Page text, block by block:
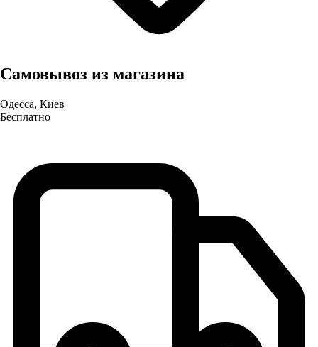
Самовывоз из магазина
Одесса, Киев
Бесплатно